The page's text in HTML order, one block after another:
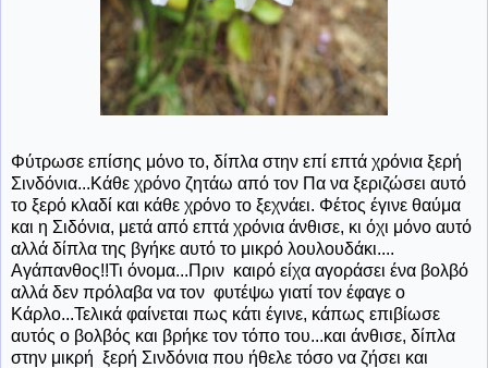
Φύτρωσε επίσης μόνο το, δίπλα στην επί επτά χρόνια ξερή
Σινδόνια...Κάθε χρόνο ζητάω από τον Πα να ξεριζώσει αυτό
το ξερό κλαδί και κάθε χρόνο το ξεχνάει. Φέτος έγινε θαύμα
και η Σιδόνια, μετά από επτά χρόνια άνθισε, κι όχι μόνο αυτό
αλλά δίπλα της βγήκε αυτό το μικρό λουλουδάκι....
Αγάπανθος!!Τι όνομα...Πριν καιρό είχα αγοράσει ένα βολβό
αλλά δεν πρόλαβα να τον φυτέψω γιατί τον έφαγε ο
Κάρλο...Τελικά φαίνεται πως κάτι έγινε, κάπως επιβίωσε
αυτός ο βολβός και βρήκε τον τόπο του...και άνθισε, δίπλα
στην μικρή ξερή Σινδόνια που ήθελε τόσο να ζήσει και